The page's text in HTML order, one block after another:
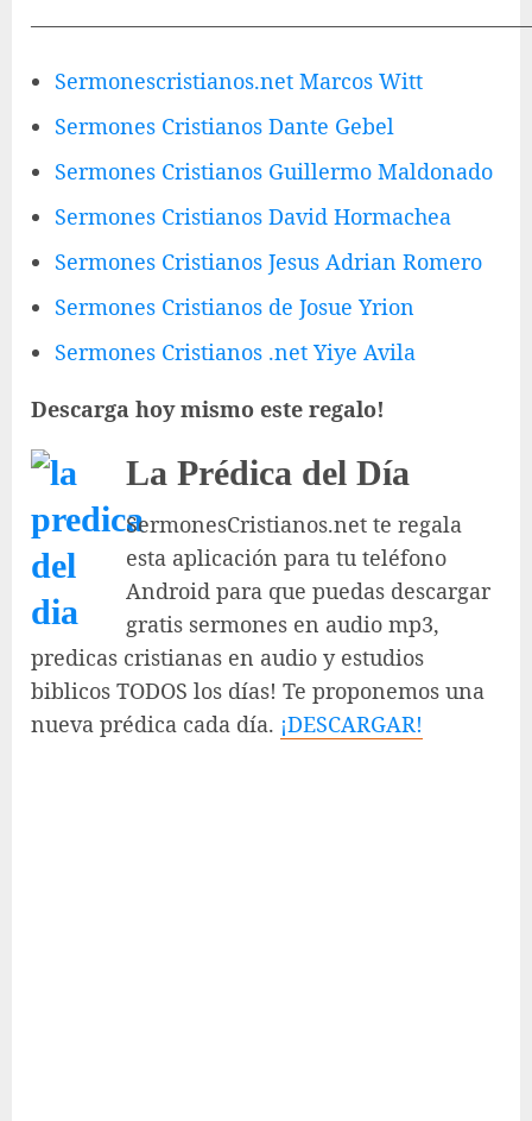
Sermonescristianos.net Marcos Witt
Sermones Cristianos Dante Gebel
Sermones Cristianos Guillermo Maldonado
Sermones Cristianos David Hormachea
Sermones Cristianos Jesus Adrian Romero
Sermones Cristianos de Josue Yrion
Sermones Cristianos .net Yiye Avila
Descarga hoy mismo este regalo!
La Prédica del Día
SermonesCristianos.net te regala
esta aplicación para tu teléfono
Android para que puedas descargar
gratis sermones en audio mp3,
predicas cristianas en audio y estudios
biblicos TODOS los días! Te proponemos una
nueva prédica cada día. ¡DESCARGAR!